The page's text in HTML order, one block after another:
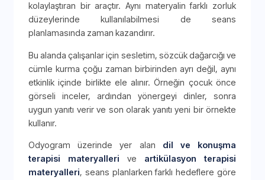
kolaylaştıran bir araçtır. Aynı materyalin farklı zorluk
düzeylerinde kullanılabilmesi de seans
planlamasında zaman kazandırır.
Bu alanda çalışanlar için sesletim, sözcük dağarcığı ve
cümle kurma çoğu zaman birbirinden ayrı değil, aynı
etkinlik içinde birlikte ele alınır. Örneğin çocuk önce
görseli inceler, ardından yönergeyi dinler, sonra
uygun yanıtı verir ve son olarak yanıtı yeni bir örnekte
kullanır.
Odyogram üzerinde yer alan dil ve konuşma
terapisi materyalleri ve artikülasyon terapisi
materyalleri, seans planlarken farklı hedeflere göre